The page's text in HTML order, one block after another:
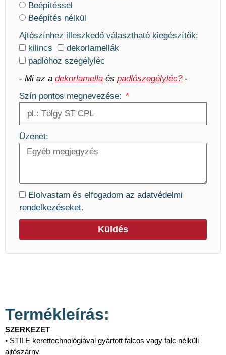
Beépítéssel
Beépítés nélkül
Ajtószínhez illeszkedő választható kiegészítők:
kilincs
dekorlamellák
padlóhoz szegélyléc
- Mi az a dekorlamella és padlószegélyléc?-
Szín pontos megnevezése:
Üzenet:
Elolvastam és elfogadom az adatvédelmi
rendelkezéseket.
Küldés
Termékleírás:
SZERKEZET
• STILE kerettechnológiával gyártott falcos vagy falc nélküli
ajtószárny